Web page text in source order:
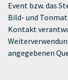
Event bzw. das
Bild- und
Kontakt
angegebenen